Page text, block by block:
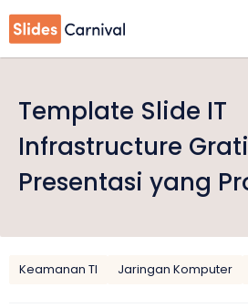
Template Slide IT
Infrastructure
Presentasi yang
Keamanan TI Jaringan Komputer